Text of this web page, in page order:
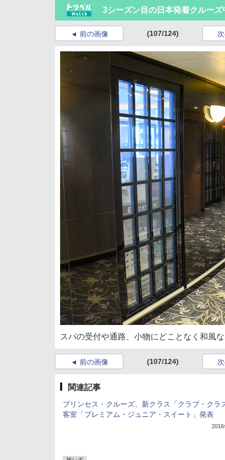
3シーズン目の日本発着クルー
前の画像 (107/124)
スパの受付や通路、小物にどことなく和風
前の画像 (107/124)
関連記事
プリンセス・クルーズ、新クラス「クラブ・クラ
客室「プレミアム・ジュニア・スイート」発表
2016